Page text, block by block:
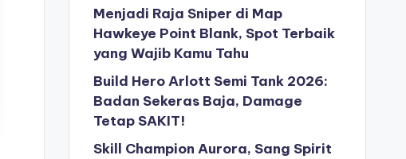
Menjadi Raja Sniper di Map
Hawkeye Point Blank, Spot Terbaik
yang Wajib Kamu Tahu
Build Hero Arlott Semi Tank 2026:
Badan Sekeras Baja, Damage
Tetap SAKIT!
Skill Champion Aurora, Sang Spirit